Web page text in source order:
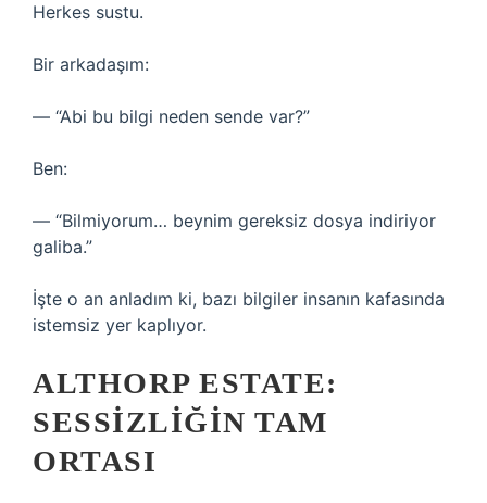
Herkes sustu.
Bir arkadaşım:
— “Abi bu bilgi neden sende var?”
Ben:
— “Bilmiyorum… beynim gereksiz dosya indiriyor
galiba.”
İşte o an anladım ki, bazı bilgiler insanın kafasında
istemsiz yer kaplıyor.
ALTHORP ESTATE:
SESSIZLIĞIN TAM
ORTASI